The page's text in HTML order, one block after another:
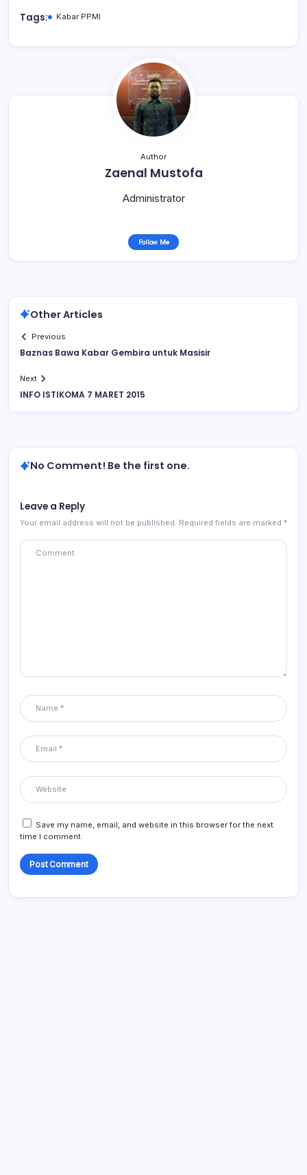
Tags: Kabar PPMI
Author
Zaenal Mustofa
Administrator
Follow Me
Other Articles
Previous
Baznas Bawa Kabar Gembira untuk Masisir
Next
INFO ISTIKOMA 7 MARET 2015
No Comment! Be the first one.
Leave a Reply
Your email address will not be published. Required fields are marked *
Save my name, email, and website in this browser for the next
time I comment.